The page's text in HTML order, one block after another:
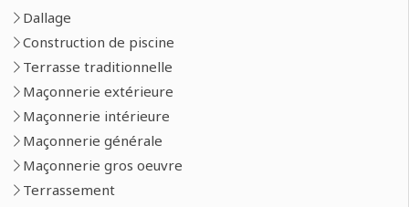
Dallage
Construction de piscine
Terrasse traditionnelle
Maçonnerie extérieure
Maçonnerie intérieure
Maçonnerie générale
Maçonnerie gros oeuvre
Terrassement